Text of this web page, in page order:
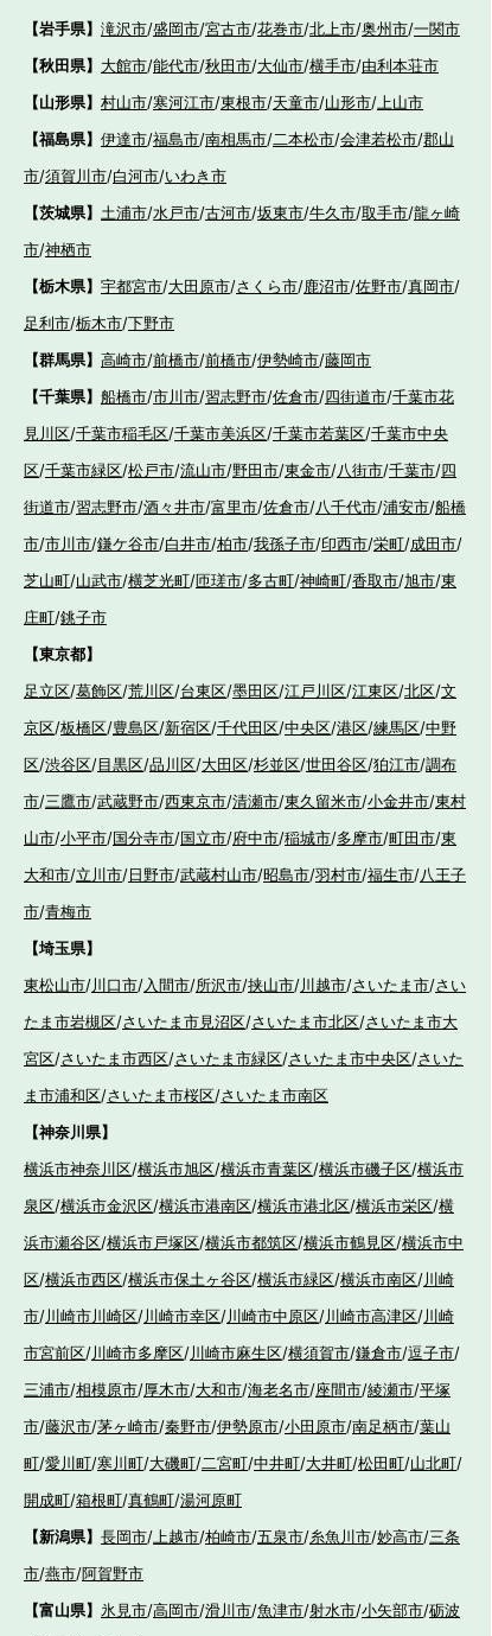
【岩手県】 滝沢市/盛岡市/宮古市/花巻市/北上市/奥州市/一関市
【秋田県】 大館市/能代市/秋田市/大仙市/横手市/由利本荘市
【山形県】 村山市/寒河江市/東根市/天童市/山形市/上山市
【福島県】 伊達市/福島市/南相馬市/二本松市/会津若松市/郡山
市/須賀川市/白河市/いわき市
【茨城県】 土浦市/水戸市/古河市/坂東市/牛久市/取手市/龍ヶ崎
市/神栖市
【栃木県】 宇都宮市/大田原市/さくら市/鹿沼市/佐野市/真岡市/
足利市/栃木市/下野市
【群馬県】 高崎市/前橋市/前橋市/伊勢崎市/藤岡市
【千葉県】 船橋市/市川市/習志野市/佐倉市/四街道市/千葉市花
見川区/千葉市稲毛区/千葉市美浜区/千葉市若葉区/千葉市中央
区/千葉市緑区/松戸市/流山市/野田市/東金市/八街市/千葉市/四
街道市/習志野市/酒々井市/富里市/佐倉市/八千代市/浦安市/船橋
市/市川市/鎌ケ谷市/白井市/柏市/我孫子市/印西市/栄町/成田市/
芝山町/山武市/横芝光町/匝瑳市/多古町/神崎町/香取市/旭市/東
庄町/銚子市
【東京都】
足立区/葛飾区/荒川区/台東区/墨田区/江戸川区/江東区/北区/文
京区/板橋区/豊島区/新宿区/千代田区/中央区/港区/練馬区/中野
区/渋谷区/目黒区/品川区/大田区/杉並区/世田谷区/狛江市/調布
市/三鷹市/武蔵野市/西東京市/清瀬市/東久留米市/小金井市/東村
山市/小平市/国分寺市/国立市/府中市/稲城市/多摩市/町田市/東
大和市/立川市/日野市/武蔵村山市/昭島市/羽村市/福生市/八王子
市/青梅市
【埼玉県】
東松山市/川口市/入間市/所沢市/挟山市/川越市/さいたま市/さい
たま市岩槻区/さいたま市見沼区/さいたま市北区/さいたま市大
宮区/さいたま市西区/さいたま市緑区/さいたま市中央区/さいた
ま市浦和区/さいたま市桜区/さいたま市南区
【神奈川県】
横浜市神奈川区/横浜市旭区/横浜市青葉区/横浜市磯子区/横浜市
泉区/横浜市金沢区/横浜市港南区/横浜市港北区/横浜市栄区/横
浜市瀬谷区/横浜市戸塚区/横浜市都筑区/横浜市鶴見区/横浜市中
区/横浜市西区/横浜市保土ヶ谷区/横浜市緑区/横浜市南区/川崎
市/川崎市川崎区/川崎市幸区/川崎市中原区/川崎市高津区/川崎
市宮前区/川崎市多摩区/川崎市麻生区/横須賀市/鎌倉市/逗子市/
三浦市/相模原市/厚木市/大和市/海老名市/座間市/綾瀬市/平塚
市/藤沢市/茅ヶ崎市/秦野市/伊勢原市/小田原市/南足柄市/葉山
町/愛川町/寒川町/大磯町/二宮町/中井町/大井町/松田町/山北町/
開成町/箱根町/真鶴町/湯河原町
【新潟県】 長岡市/上越市/柏崎市/五泉市/糸魚川市/妙高市/三条
市/燕市/阿賀野市
【富山県】 氷見市/高岡市/滑川市/魚津市/射水市/小矢部市/砺波